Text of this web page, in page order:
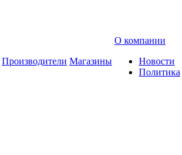
Производители Магазины
О компании
Новости
Политика